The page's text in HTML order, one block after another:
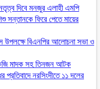
দিবে মনজুর এলাহী এমপি
সন্তানকে ফিরে পেতে মায়ের
উপলক্ষে বিএনপির আলোচনা সভা ও
মাদক সহ তিনজন আটক
নরসিংদীতে ১১ দলের